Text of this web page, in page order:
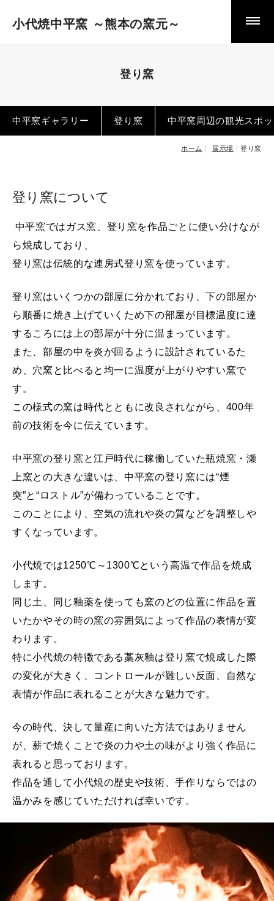
小代焼中平窯 ～熊本の窯元～
登り窯
中平窯ギャラリー 登り窯 中平窯周辺の観光スポ
ホーム 展示場 登り窯
スタッフ＆こだわり
やきもの日記 ～とある窯元の主張～
中平窯の作品・ pottery works
食器
立体作品
小代焼とは 歴史と特徴
特徴
しょうだいやき入門
牝小路家と葛城家
瀬上窯
小代焼の源流
小代焼 窯元の会
展示場
中平窯ギャラリー
登り窯
中平窯周辺の観光スポット
器の扱い方・初めての方へ
展示会情報
工房見学
ギフト・贈答品
お客様の声
リンク・参考資料
地図・アクセス方法
登り窯について
中平窯ではガス窯、登り窯を作品ごとに使い分けなが
ら焼成しており、
登り窯は伝統的な連房式登り窯を使っています。
登り窯はいくつかの部屋に分かれており、下の部屋か
ら順番に焼き上げていくため下の部屋が目標温度に達
するころには上の部屋が十分に温まっています。
また、部屋の中を炎が回るように設計されているた
め、穴窯と比べると均一に温度が上がりやすい窯で
す。
この様式の窯は時代とともに改良されながら、400年
前の技術を今に伝えています。
中平窯の登り窯と江戸時代に稼働していた瓶焼窯・瀬
上窯との大きな違いは、中平窯の登り窯には“煙
突”と“ロストル”が備わっていることです。
このことにより、空気の流れや炎の質などを調整しや
すくなっています。
小代焼では1250℃～1300℃という高温で作品を焼成
します。
同じ土、同じ釉薬を使っても窯のどの位置に作品を置
いたかやその時の窯の雰囲気によって作品の表情が変
わります。
特に小代焼の特徴である藁灰釉は登り窯で焼成した際
の変化が大きく、コントロールが難しい反面、自然な
表情が作品に表れることが大きな魅力です。
今の時代、決して量産に向いた方法ではありません
が、薪で焼くことで炎の力や土の味がより強く作品に
表れると思っております。
作品を通して小代焼の歴史や技術、手作りならではの
温かみを感じていただければ幸いです。